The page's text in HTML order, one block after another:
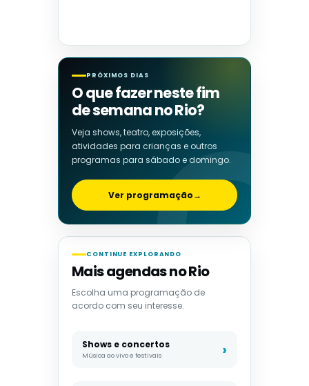
PRÓXIMOS DIAS
O que fazer neste fim
de semana no Rio?
Veja shows, teatro, exposições,
atividades para crianças e outros
programas para sábado e domingo.
Ver programação→
CONTINUE EXPLORANDO
Mais agendas no Rio
Escolha uma programação de
acordo com seu interesse.
Shows e concertos
Música ao vivo e festivais